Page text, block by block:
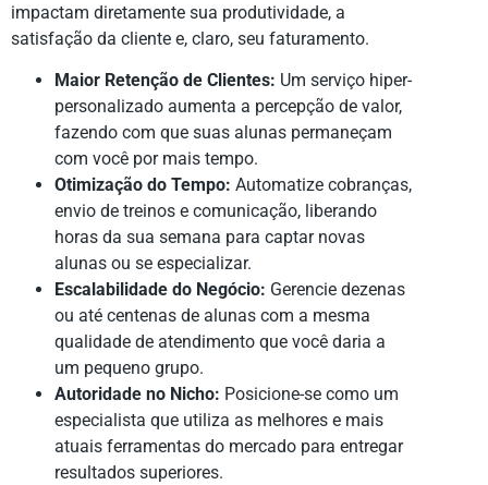
impactam diretamente sua produtividade, a
satisfação da cliente e, claro, seu faturamento.
Maior Retenção de Clientes: Um serviço hiper-
personalizado aumenta a percepção de valor,
fazendo com que suas alunas permaneçam
com você por mais tempo.
Otimização do Tempo: Automatize cobranças,
envio de treinos e comunicação, liberando
horas da sua semana para captar novas
alunas ou se especializar.
Escalabilidade do Negócio: Gerencie dezenas
ou até centenas de alunas com a mesma
qualidade de atendimento que você daria a
um pequeno grupo.
Autoridade no Nicho: Posicione-se como um
especialista que utiliza as melhores e mais
atuais ferramentas do mercado para entregar
resultados superiores.